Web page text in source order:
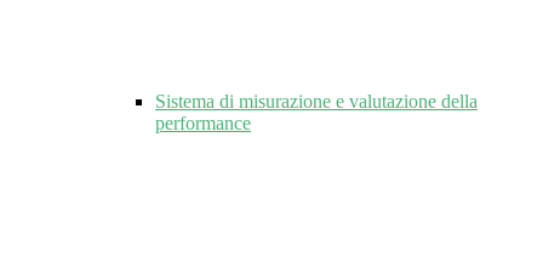
Sistema di misurazione e valutazione della
performance